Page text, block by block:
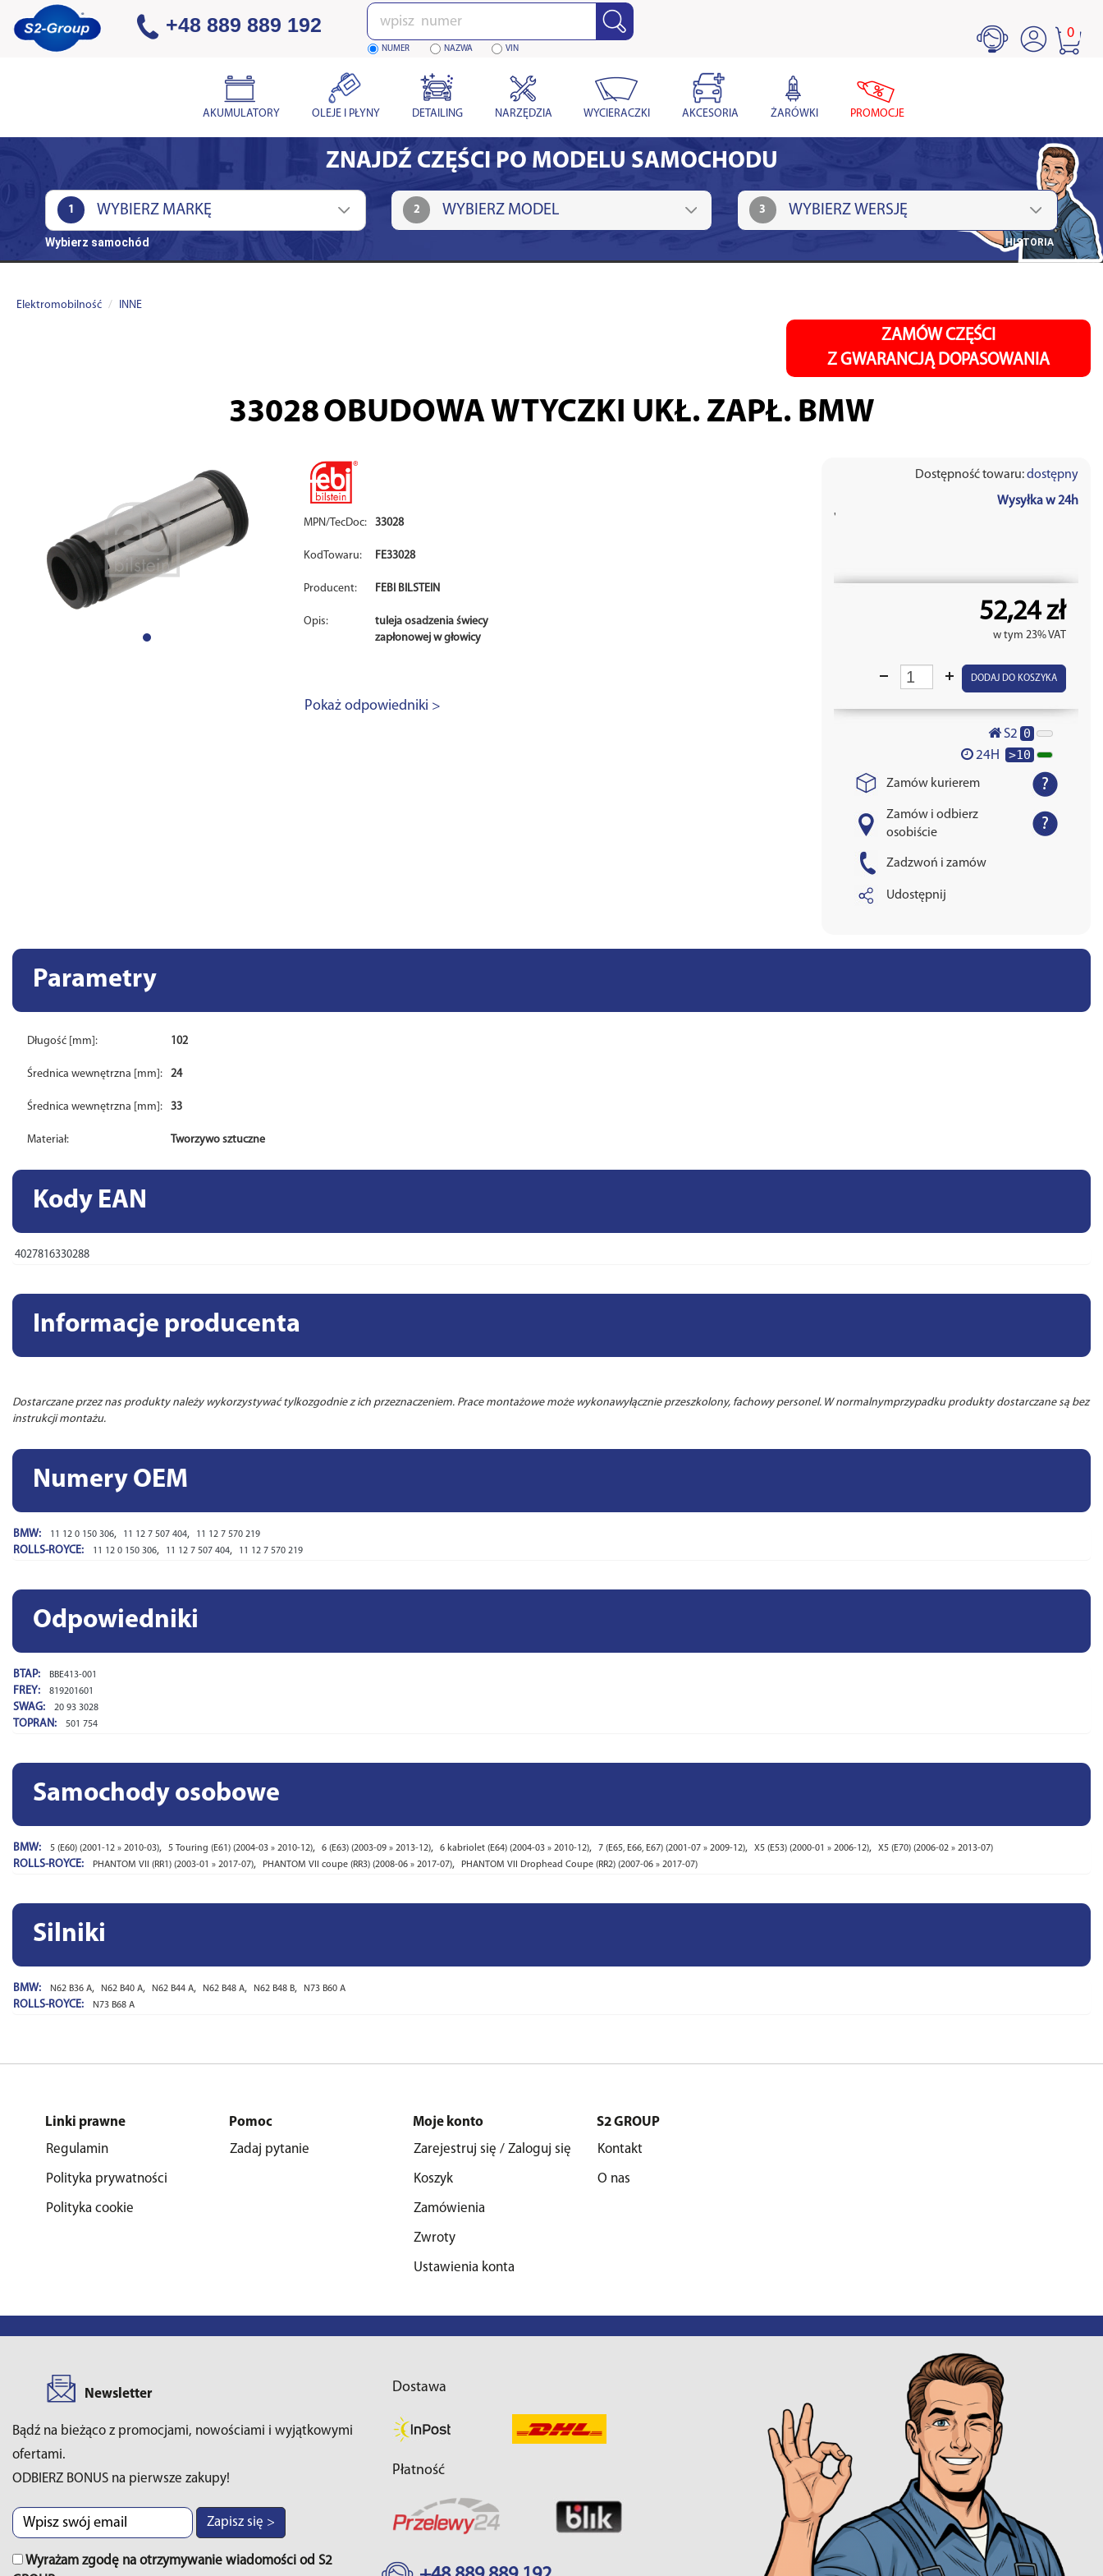
+48 889 889 192 Wpisz
numer
NUMER NAZWA VIN
0
AKUMULATORY OLEJE I PŁYNY DETAILING NARZĘDZIA WYCIERACZKI AKCESORIA ŻARÓWKI PROMOCJE
ZNAJDŹ CZĘŚCI PO MODELU SAMOCHODU
1 2 3
Wybierz samochód HISTORIA
Elektromobilność INNE
ZAMÓW CZĘŚCI
Z GWARANCJĄ DOPASOWANIA
33028OBUDOWA WTYCZKI UKŁ. ZAPŁ. BMW
MPN/TecDoc: 33028
KodTowaru: FE33028
Producent: FEBI BILSTEIN
Opis:
tuleja osadzenia świecy
zapłonowej w głowicy
Pokaż odpowiedniki >
Dostępność towaru:dostępny
Wysyłka w 24h
'
52,24 zł
w tym 23% VAT
DODAJ DO KOSZYKA
S2 0
24H >10
Zamów kurierem
Zamów i odbierz
osobiście
Zadzwoń i zamów
Udostępnij
Parametry
Długość [mm]: 102
Średnica wewnętrzna [mm]: 24
Średnica wewnętrzna [mm]: 33
Materiał: Tworzywo sztuczne
Kody EAN
4027816330288
Informacje producenta
Dostarczane przez nas produkty należy wykorzystywać tylkozgodnie z ich przeznaczeniem. Prace montażowe może wykonawyłącznie przeszkolony, fachowy personel. W normalnymprzypadku produkty dostarczane są bez
instrukcji montażu.
Numery OEM
BMW: 11 12 0 150 306, 11 12 7 507 404, 11 12 7 570 219
ROLLS-ROYCE: 11 12 0 150 306, 11 12 7 507 404, 11 12 7 570 219
Odpowiedniki
BTAP: BBE413-001
FREY: 819201601
SWAG: 20 93 3028
TOPRAN: 501 754
Samochody osobowe
BMW: 5 (E60) (2001-12 » 2010-03), 5 Touring (E61) (2004-03 » 2010-12), 6 (E63) (2003-09 » 2013-12), 6 kabriolet (E64) (2004-03 » 2010-12), 7 (E65, E66, E67) (2001-07 » 2009-12), X5 (E53) (2000-01 » 2006-12), X5 (E70) (2006-02 » 2013-07)
ROLLS-ROYCE: PHANTOM VII (RR1) (2003-01 » 2017-07), PHANTOM VII coupe (RR3) (2008-06 » 2017-07), PHANTOM VII Drophead Coupe (RR2) (2007-06 » 2017-07)
Silniki
BMW: N62 B36 A, N62 B40 A, N62 B44 A, N62 B48 A, N62 B48 B, N73 B60 A
ROLLS-ROYCE: N73 B68 A
Linki prawne
Regulamin
Polityka prywatności
Polityka cookie
Pomoc
Zadaj pytanie
Moje konto
Zarejestruj się / Zaloguj się
Koszyk
Zamówienia
Zwroty
Ustawienia konta
S2 GROUP
Kontakt
O nas
Newsletter
Bądź na bieżąco z promocjami, nowościami i wyjątkowymi
ofertami.
ODBIERZ BONUS na pierwsze zakupy!
Zapisz się >
Wyrażam zgodę na otrzymywanie wiadomości od S2
Dostawa
Płatność